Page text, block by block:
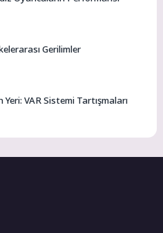
Gerilimler
VAR Sistemi Tartışmaları